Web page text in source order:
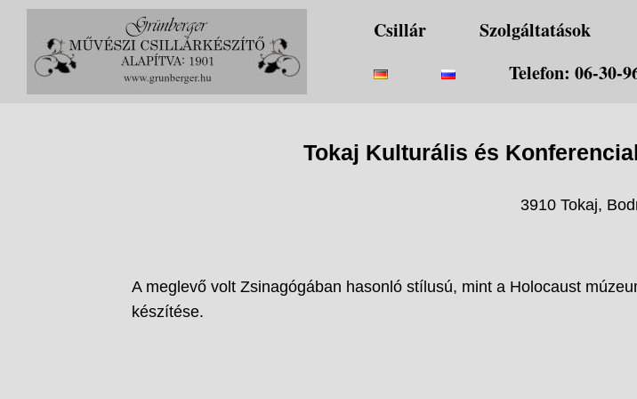
Csillár Szolgáltatások
Telefon: 06-30-
Tokaj Kulturális és
3910 Tokaj,
A meglevő volt Zsinagógában hasonló stílusú, mint a Holocaust
készítése.